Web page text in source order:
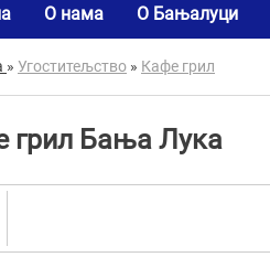
О нама О Бањалуци
» Угоститељство » Кафе грил
грил Бања Лука